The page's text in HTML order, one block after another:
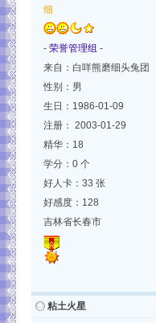
细
- 荣誉管理组 -
来自：白咩熊磨细头兔团
性别：男
生日：1986-01-09
注册： 2003-01-29
精华：18
学分：0 个
好人卡：33 张
好感度：128
吉林省长春市
粘土火星